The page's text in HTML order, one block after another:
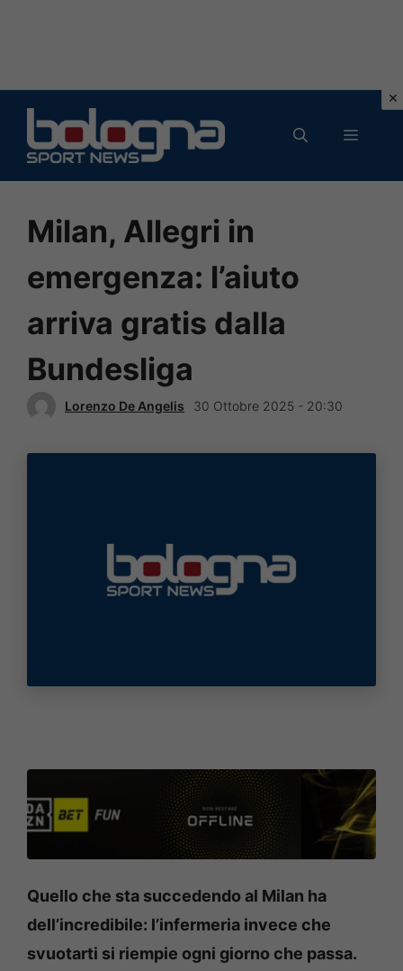
contenuto
MENU
Milan, Allegri in
emergenza: l’aiuto
arriva gratis dalla
Bundesliga
Lorenzo De Angelis 30 Ottobre 2025 - 20:30
Quello che sta succedendo al Milan ha
dell’incredibile: l’infermeria invece che
svuotarti si riempie ogni giorno che passa.